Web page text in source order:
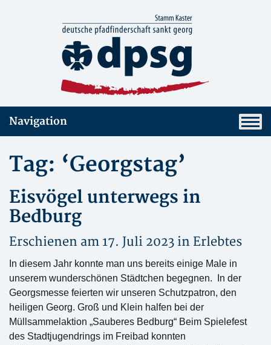
Navigation
Tag: ‘Georgstag’
Eisvögel unterwegs in
Bedburg
Erschienen am 17. Juli 2023 in Erlebtes
In diesem Jahr konnte man uns bereits einige Male in
unserem wunderschönen Städtchen begegnen. In der
Georgsmesse feierten wir unseren Schutzpatron, den
heiligen Georg. Groß und Klein halfen bei der
Müllsammelaktion „Sauberes Bedburg“ Beim Spielefest
des Stadtjugendrings im Freibad konnten